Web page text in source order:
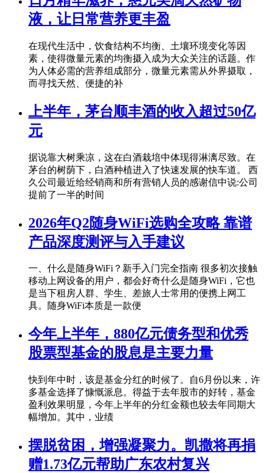
液，让日常营养更丰盈
在现代生活中，饮食结构不均衡、土壤环境变化等因
素，使得微量元素的均衡摄入成为大众关注的话题。作
为人体必需的营养组成部分，微量元素需从外界摄取，
而寻找天然、便捷的补
上半年，茅台顺丰酒的收入超过50亿
元
据说靠大树乘凉，这在白酒栽培中体现得淋漓尽致。在
茅台的树荫下，白酒种植进入了快速发展的快车道。 西
久公司最近给经销商和所有营销人员的感谢信中说:公司
提前了一半的时间
2026年Q2随身WiFi选购全攻略 靠谱
产品深度测评与入手建议
一、什么是随身WiFi？新手入门完全指南 很多初次接触
移动上网设备的用户，都会好奇什么是随身WiFi，它也
是当下租房人群、学生、差旅人士常用的便携上网工
具。随身WiFi本质是一款便
今年上半年，880亿元债务型和优秀
股票型基金的股息是主要力量
快到年中时，该是基金分红的时候了。自6月份以来，许
多基金选择了慷慨派息。得益于去年股市的好转，基金
盈利效果明显，今年上半年的分红金额也较去年同期大
幅增加。其中，业绩
摆脱贫困，增强凝聚力。凯撒将再捐
赠1.73亿元帮助广东农村复兴